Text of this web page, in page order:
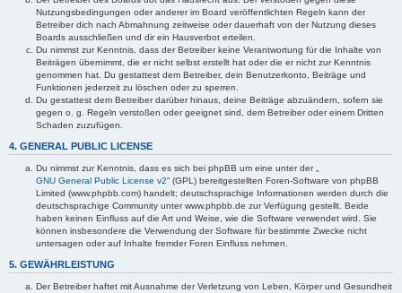
Nutzungsbedingungen oder anderer im Board veröffentlichten Regeln kann der
Betreiber dich nach Abmahnung zeitweise oder dauerhaft von der Nutzung dieses
Boards ausschließen und dir ein Hausverbot erteilen.
Du nimmst zur Kenntnis, dass der Betreiber keine Verantwortung für die Inhalte von
Beiträgen übernimmt, die er nicht selbst erstellt hat oder die er nicht zur Kenntnis
genommen hat. Du gestattest dem Betreiber, dein Benutzerkonto, Beiträge und
Funktionen jederzeit zu löschen oder zu sperren.
Du gestattest dem Betreiber darüber hinaus, deine Beiträge abzuändern, sofern sie
gegen o. g. Regeln verstoßen oder geeignet sind, dem Betreiber oder einem Dritten
Schaden zuzufügen.
4. GENERAL PUBLIC LICENSE
Du nimmst zur Kenntnis, dass es sich bei phpBB um eine unter der „
GNU General Public License v2“ (GPL) bereitgestellten Foren-Software von phpBB
Limited (www.phpbb.com) handelt; deutschsprachige Informationen werden durch die
deutschsprachige Community unter www.phpbb.de zur Verfügung gestellt. Beide
haben keinen Einfluss auf die Art und Weise, wie die Software verwendet wird. Sie
können insbesondere die Verwendung der Software für bestimmte Zwecke nicht
untersagen oder auf Inhalte fremder Foren Einfluss nehmen.
5. GEWÄHRLEISTUNG
Der Betreiber haftet mit Ausnahme der Verletzung von Leben, Körper und Gesundheit